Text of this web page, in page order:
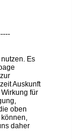
Es
Auskunft
für
oben
daher